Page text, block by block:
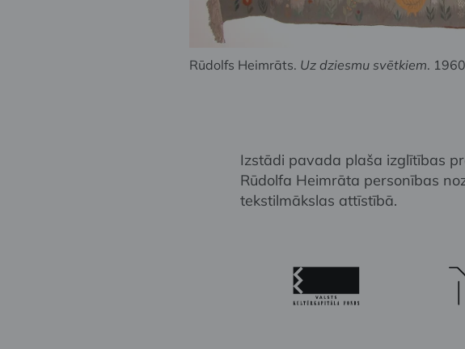
Rūdolfs Heimrāts. Uz dziesmu svētkiem.
Izstādi pavada plaša izglītības
Rūdolfa Heimrāta personības
tekstilmākslas attīstībā.